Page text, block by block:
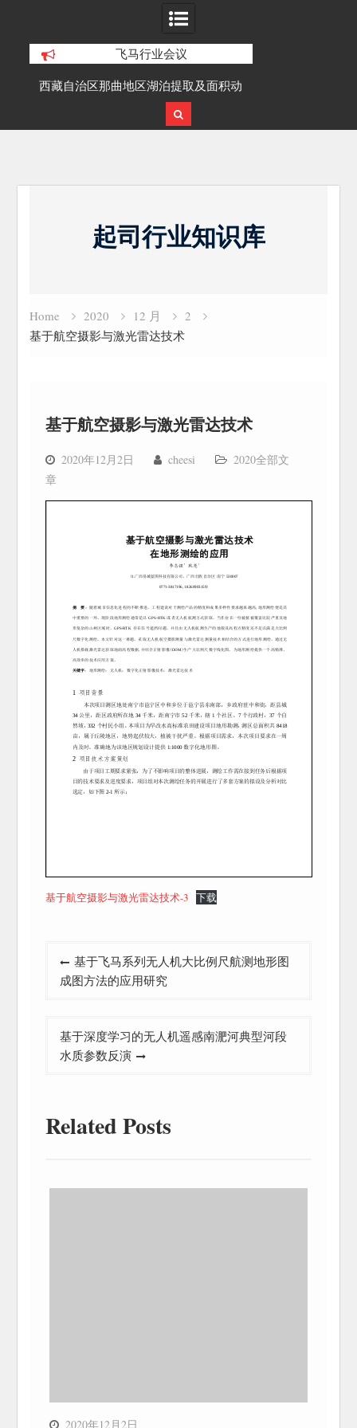
飞马行业会议
西藏自治区那曲地区湖泊提取及面积动
态变化研究
起司行业知识库
Home 2020 12 月
2
基于航空摄影与激光雷达技术
基于航空摄影与激光雷达技术
2020年12月2日 cheesi
2020全部文
章
基于航空摄影与激光雷达技术-3 下载
基于飞马系列无人机大比例尺航测地形图
成图方法的应用研究
基于深度学习的无人机遥感南淝河典型河段
水质参数反演
Related Posts
2020年12月2日